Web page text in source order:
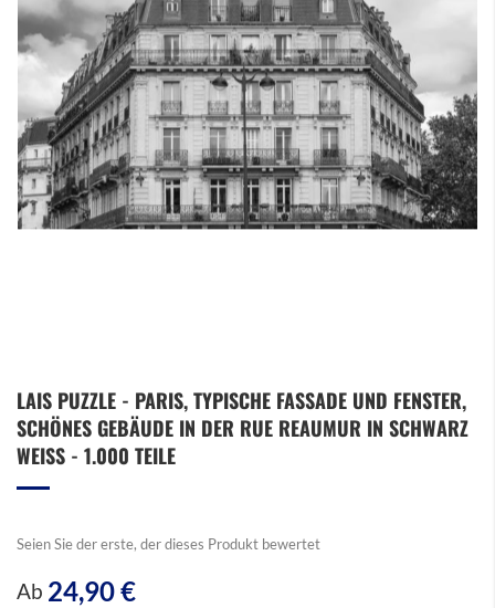
Anfang
der
Bildergalerie
LAIS PUZZLE - PARIS, TYPISCHE FASSADE UND FENSTER,
SCHÖNES GEBÄUDE IN DER RUE REAUMUR IN SCHWARZ
WEISS - 1.000 TEILE
Seien Sie der erste, der dieses Produkt bewertet
Ab 24,90 €